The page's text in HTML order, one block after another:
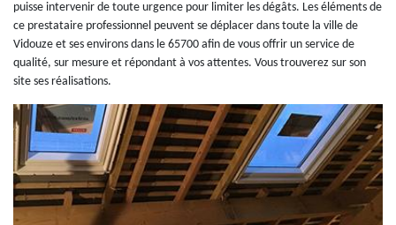
puisse intervenir de toute urgence pour limiter les dégâts. Les éléments de
ce prestataire professionnel peuvent se déplacer dans toute la ville de
Vidouze et ses environs dans le 65700 afin de vous offrir un service de
qualité, sur mesure et répondant à vos attentes. Vous trouverez sur son
site ses réalisations.